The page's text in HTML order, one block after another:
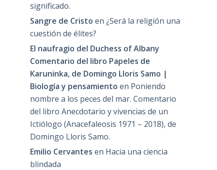
significado.
Sangre de Cristo en ¿Será la religión una
cuestión de élites?
El naufragio del Duchess of Albany
Comentario del libro Papeles de
Karuninka, de Domingo Lloris Samo |
Biología y pensamiento en Poniendo
nombre a los peces del mar. Comentario
del libro Anecdotario y vivencias de un
Ictiólogo (Anacefaleosis 1971 – 2018), de
Domingo Lloris Samo.
Emilio Cervantes en Hacia una ciencia
blindada